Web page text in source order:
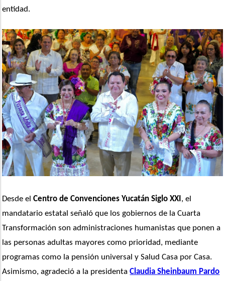
entidad.
Desde el Centro de Convenciones Yucatán Siglo XXI , el
mandatario estatal señaló que los gobiernos de la Cuarta
Transformación son administraciones humanistas que ponen a
las personas adultas mayores como prioridad, mediante
programas como la pensión universal y Salud Casa por Casa.
Asimismo, agradeció a la presidenta Claudia Sheinbaum Pardo